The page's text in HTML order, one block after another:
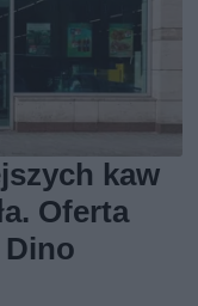
kaw
Oferta